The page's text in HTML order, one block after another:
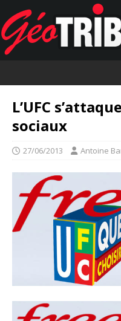
L’UFC
sociaux
27/06/2013 Antoine